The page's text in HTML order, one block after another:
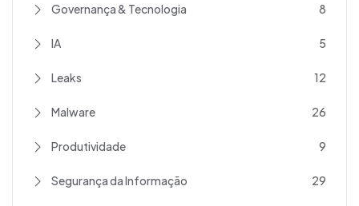
Governança & Tecnologia 8
IA 5
Leaks 12
Malware 26
Produtividade 9
Segurança da Informação 29